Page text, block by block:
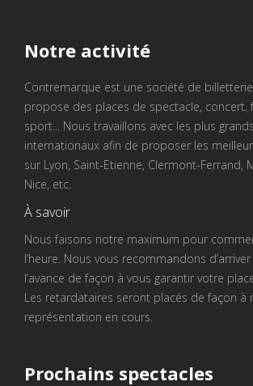
Notre activité
Contremarque est une société de
propose des places de spectacle, concert,
sport... Nous travaillons avec les plus
internationaux afin de proposer les
sur Lyon, Saint-Etienne, Clermont-Ferrand,
Nice, etc.
À savoir
Nous faisons notre maximum pour
l’heure. Nous vous recommandons
l’avance de façon à vous garantir votre
Les retardataires seront placés de façon à
représentation en cours.
Prochains spectacles